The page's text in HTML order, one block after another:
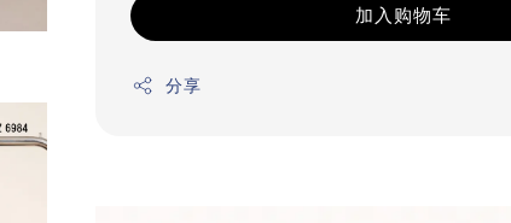
加入购物车
分享